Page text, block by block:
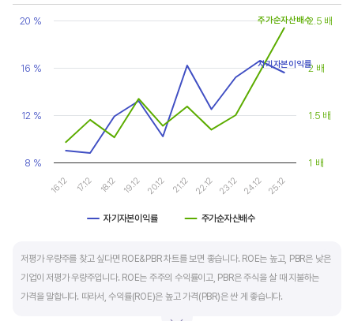
라고 하면, 시가배당률은 1.5% 이상이면 배당 매력이 있는 기업이고 배당수익률은
Chart
Line chart with 2 lines.
The chart has 2 Y axes displaying values, and values.
자기자본이익률 주가순자산배수
16.12 17.12 18.12 19.12 20.12 21.12 22.12 23.12 24.12 25.12
8 %
12 %
16 %
20 %
1 배
1.5 배
2 배
2.5 배
자기자본이익률
주가순자산배수
저평가 우량주를 찾고 싶다면 ROE&PBR 차트를 보면 좋습니다. ROE는 높고, PBR은 낮은
기업이 저평가 우량주입니다. ROE는 주주의 수익률이고, PBR은 주식을 살 때 지불하는
가격을 말합니다. 따라서, 수익률(ROE)은 높고 가격(PBR)은 싼 게 좋습니다.